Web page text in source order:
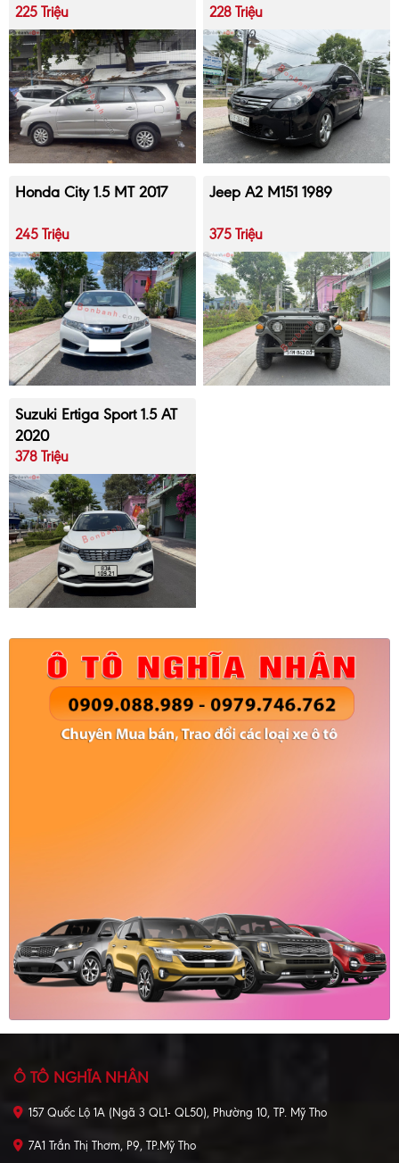
225 Triệu 228 Triệu
Honda City 1.5 MT 2017
245 Triệu
Jeep A2 M151 1989
375 Triệu
Suzuki Ertiga Sport 1.5 AT
2020
378 Triệu
Ô TÔ NGHĨA NHÂN
157 Quốc Lộ 1A (Ngã 3 QL1- QL50), Phường 10, TP. Mỹ Tho
7A1 Trần Thị Thơm, P9, TP.Mỹ Tho